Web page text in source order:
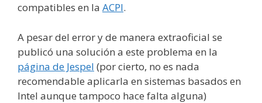
compatibles en la ACPI.
A pesar del error y de manera extraoficial se
publicó una solución a este problema en la
página de Jespel (por cierto, no es nada
recomendable aplicarla en sistemas basados en
Intel aunque tampoco hace falta alguna)